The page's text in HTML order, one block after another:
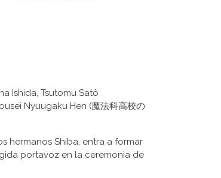
Ishida, Tsutomu Satô
Nyuugaku Hen (魔法科高校の
hermanos Shiba, entra a formar
portavoz en la ceremonia de